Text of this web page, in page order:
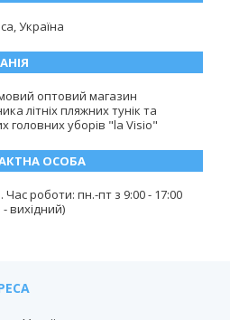
Україна
оптовий магазин
літніх пляжних тунік та
головних уборів "la Visio"
Час роботи: пн.-пт з 9:00 - 17:00
- вихідний)